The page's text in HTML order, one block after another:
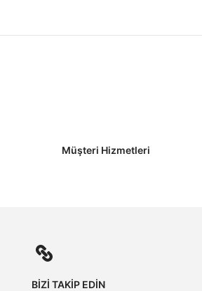
Müşteri Hizmetleri
BİZİ TAKİP EDİN